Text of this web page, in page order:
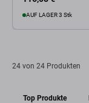
AUF LAGER 3 Stk
24 von 24 Produkten
Top Produkte